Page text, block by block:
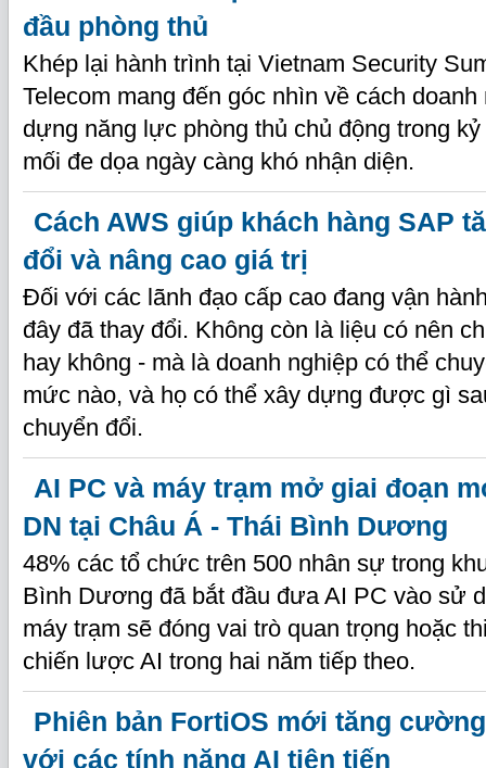
đầu phòng thủ
Khép lại hành trình tại Vietnam Security
Telecom mang đến góc nhìn về cách
dựng năng lực phòng thủ chủ động trong
mối đe dọa ngày càng khó nhận diện.
Cách AWS giúp khách hàng SAP
đổi và nâng cao giá trị
Đối với các lãnh đạo cấp cao đang vận
đây đã thay đổi. Không còn là liệu có nên
hay không - mà là doanh nghiệp có thể
mức nào, và họ có thể xây dựng được gì
chuyển đổi.
AI PC và máy trạm mở giai đoạn
DN tại Châu Á - Thái Bình Dương
48% các tổ chức trên 500 nhân sự trong
Bình Dương đã bắt đầu đưa AI PC vào sử
máy trạm sẽ đóng vai trò quan trọng hoặc
chiến lược AI trong hai năm tiếp theo.
Phiên bản FortiOS mới tăng
với các tính năng AI tiên tiến